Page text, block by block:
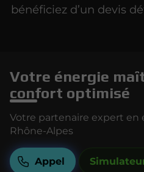
bénéficiez d’un devis
Votre énergie
confort optimisé
Votre partenaire expert en
Rhône-Alpes
Appel